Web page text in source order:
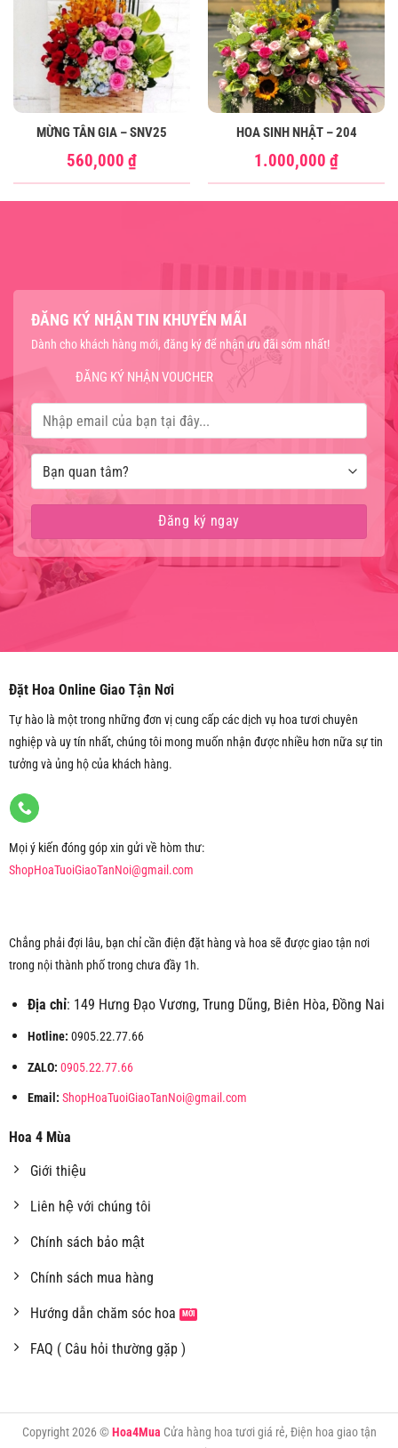
MỪNG TÂN GIA – SNV25
560,000 ₫
HOA SINH NHẬT – 204
1.000,000 ₫
ĐĂNG KÝ NHẬN TIN KHUYẾN MÃI
Dành cho khách hàng mới, đăng ký để nhận ưu đãi sớm nhất!
ĐĂNG KÝ NHẬN VOUCHER
Đặt Hoa Online Giao Tận Nơi
Tự hào là một trong những đơn vị cung cấp các dịch vụ hoa tươi chuyên
nghiệp và uy tín nhất, chúng tôi mong muốn nhận được nhiều hơn nữa sự tin
tưởng và ủng hộ của khách hàng.
Mọi ý kiến đóng góp xin gửi về hòm thư:
ShopHoaTuoiGiaoTanNoi@gmail.com
Chẳng phải đợi lâu, bạn chỉ cần điện đặt hàng và hoa sẽ được giao tận nơi
trong nội thành phố trong chưa đầy 1h.
Địa chỉ: 149 Hưng Đạo Vương, Trung Dũng, Biên Hòa, Đồng Nai
Hotline: 0905.22.77.66
ZALO: 0905.22.77.66
Email: ShopHoaTuoiGiaoTanNoi@gmail.com
Hoa 4 Mùa
Giới thiệu
Liên hệ với chúng tôi
Chính sách bảo mật
Chính sách mua hàng
Hướng dẫn chăm sóc hoa
FAQ ( Câu hỏi thường gặp )
Copyright 2026 ©Hoa4Mua Cửa hàng hoa tươi giá rẻ, Điện hoa giao tận